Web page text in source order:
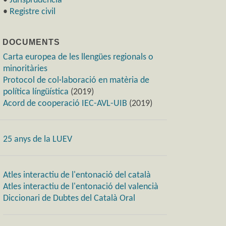
• Registre civil
DOCUMENTS
Carta europea de les llengües regionals o
minoritàries
Protocol de col·laboració en matèria de
política língüística (2019)
Acord de cooperació IEC-AVL-UIB (2019)
25 anys de la LUEV
Atles interactiu de l'entonació del català
Atles interactiu de l'entonació del valencià
Diccionari de Dubtes del Català Oral